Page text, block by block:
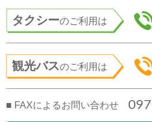
タクシーのご利用は
観光バスのご利用は
■ FAXによるお問い合わせ